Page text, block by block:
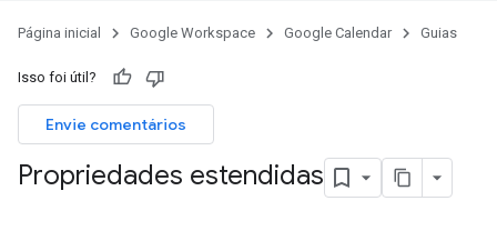
Página inicial Google Workspace Google Calendar Guias
Isso foi útil?
Envie comentários
Propriedades estendidas